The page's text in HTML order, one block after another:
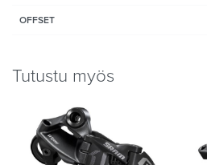
OFFSET
Tutustu myös